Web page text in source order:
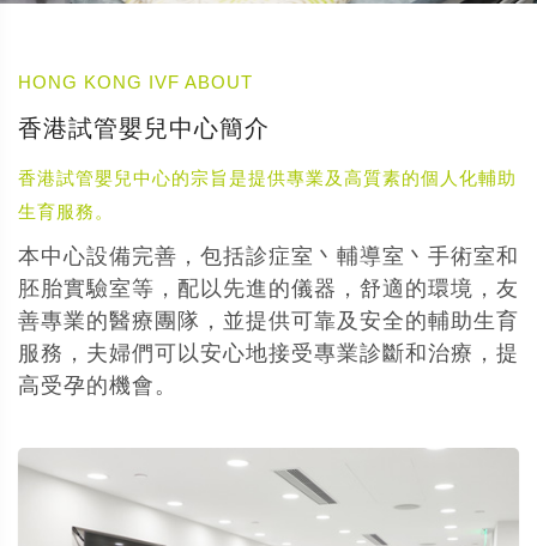
HONG KONG IVF ABOUT
香港試管嬰兒中心簡介
香港試管嬰兒中心的宗旨是提供專業及高質素的個人化輔助
生育服務。
本中心設備完善，包括診症室丶輔導室丶手術室和
胚胎實驗室等，配以先進的儀器，舒適的環境，友
善專業的醫療團隊，並提供可靠及安全的輔助生育
服務，夫婦們可以安心地接受專業診斷和治療，提
高受孕的機會。